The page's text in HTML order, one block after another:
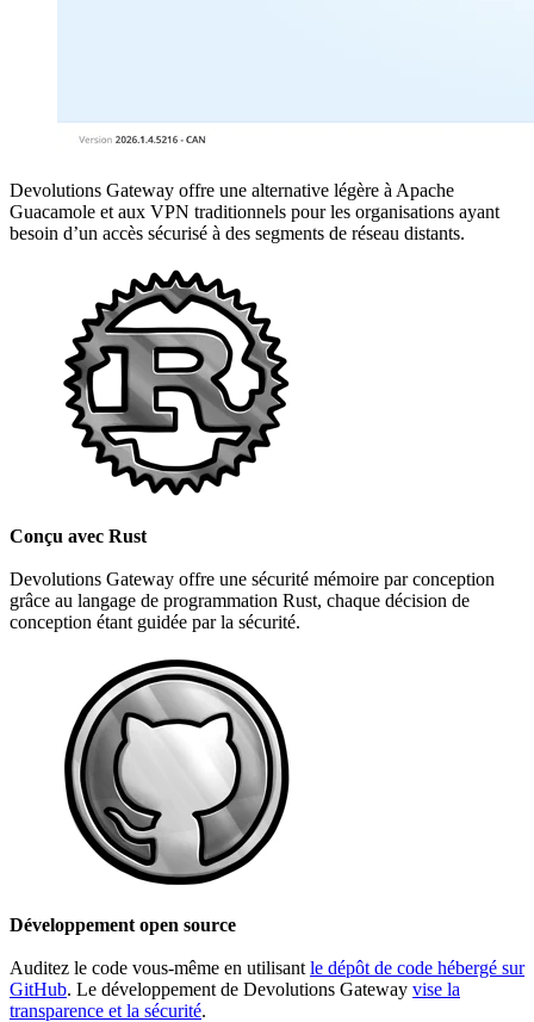
Devolutions Gateway offre une alternative légère à Apache
Guacamole et aux VPN traditionnels pour les organisations ayant
besoin d’un accès sécurisé à des segments de réseau distants.
Conçu avec Rust
Devolutions Gateway offre une sécurité mémoire par conception
grâce au langage de programmation Rust, chaque décision de
conception étant guidée par la sécurité.
Développement open source
Auditez le code vous-même en utilisant le dépôt de code hébergé sur
GitHub. Le développement de Devolutions Gateway vise la
transparence et la sécurité.